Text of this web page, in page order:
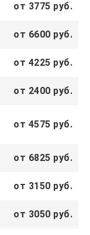
от 3775 руб.
от 6600 руб.
от 4225 руб.
от 2400 руб.
от 4575 руб.
от 6825 руб.
от 3150 руб.
от 3050 руб.